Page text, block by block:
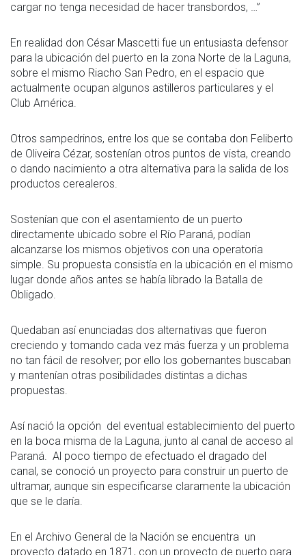
cargar no tenga necesidad de hacer transbordos, …”
En realidad don César Mascetti fue un entusiasta defensor
para la ubicación del puerto en la zona Norte de la Laguna,
sobre el mismo Riacho San Pedro, en el espacio que
actualmente ocupan algunos astilleros particulares y el
Club América.
Otros sampedrinos, entre los que se contaba don Feliberto
de Oliveira Cézar, sostenían otros puntos de vista, creando
o dando nacimiento a otra alternativa para la salida de los
productos cerealeros.
Sostenían que con el asentamiento de un puerto
directamente ubicado sobre el Río Paraná, podían
alcanzarse los mismos objetivos con una operatoria
simple. Su propuesta consistía en la ubicación en el mismo
lugar donde años antes se había librado la Batalla de
Obligado.
Quedaban así enunciadas dos alternativas que fueron
creciendo y tomando cada vez más fuerza y un problema
no tan fácil de resolver; por ello los gobernantes buscaban
y mantenían otras posibilidades distintas a dichas
propuestas.
Así nació la opción del eventual establecimiento del puerto
en la boca misma de la Laguna, junto al canal de acceso al
Paraná. Al poco tiempo de efectuado el dragado del
canal, se conoció un proyecto para construir un puerto de
ultramar, aunque sin especificarse claramente la ubicación
que se le daría.
En el Archivo General de la Nación se encuentra un
proyecto datado en 1871, con un proyecto de puerto para